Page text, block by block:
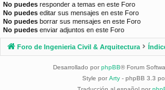
No puedes responder a temas en este Foro
No puedes editar sus mensajes en este Foro
No puedes borrar sus mensajes en este Foro
No puedes enviar adjuntos en este Foro
Foro de Ingenieria Civil & Arquitectura
Desarrollado por phpBB® Forum
Style por Arty - phpBB 3.3